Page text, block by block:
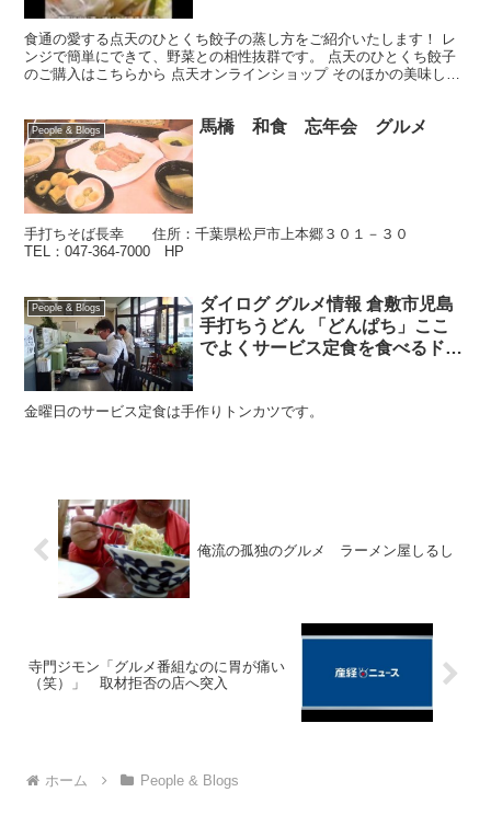
食通の愛する点天のひとくち餃子の蒸し方をご紹介いたします！ レ
ンジで簡単にできて、野菜との相性抜群です。 点天のひとくち餃子
のご購入はこちらから 点天オンラインショップ そのほかの美味しい
People & Blogs 馬橋 和食 忘年会 グルメ
手打ちそば長幸 住所：千葉県松戸市上本郷３０１－３０
TEL：047-364-7000 HP
People & Blogs
ダイログ グルメ情報 倉敷市児島
手打ちうどん 「どんぱち」ここ
でよくサービス定食を食べるドッ
金曜日のサービス定食は手作りトンカツです。
俺流の孤独のグルメ ラーメン屋しるし
寺門ジモン「グルメ番組なのに胃が痛い
（笑）」 取材拒否の店へ突入
ホーム People & Blogs